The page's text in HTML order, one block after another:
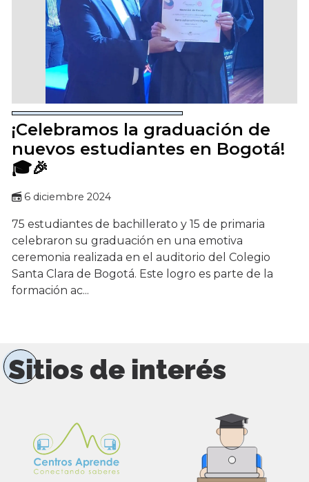
¡Celebramos la graduación de
nuevos estudiantes en Bogotá!
🎓🎉
6 diciembre 2024
75 estudiantes de bachillerato y 15 de primaria
celebraron su graduación en una emotiva
ceremonia realizada en el auditorio del Colegio
Santa Clara de Bogotá. Este logro es parte de la
formación ac...
Sitios de interés